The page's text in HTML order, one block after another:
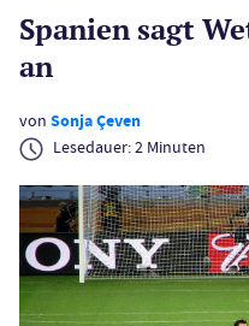
Spanien sagt
an
von Sonja Çeven
Lesedauer:2 Minuten